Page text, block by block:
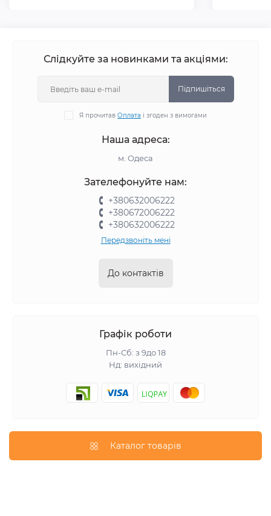
Слідкуйте за новинками та акціями:
Підпишіться
Я прочитав Оплата і згоден з вимогами
Наша адреса:
м. Одеса
Зателефонуйте нам:
+380632006222
+380672006222
+380632006222
Передзвоніть мені
До контактів
Графік роботи
Пн-Сб: з 9до 18
Нд: вихідний
Каталог товарів